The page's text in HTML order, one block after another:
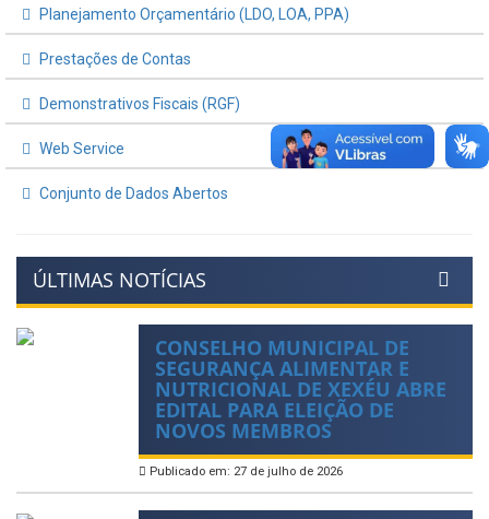
Planejamento Orçamentário (LDO, LOA, PPA)
Prestações de Contas
Demonstrativos Fiscais (RGF)
Web Service
Conjunto de Dados Abertos
ÚLTIMAS NOTÍCIAS
CONSELHO MUNICIPAL DE
SEGURANÇA ALIMENTAR E
NUTRICIONAL DE XEXÉU ABRE
EDITAL PARA ELEIÇÃO DE
NOVOS MEMBROS
Publicado em: 27 de julho de 2026